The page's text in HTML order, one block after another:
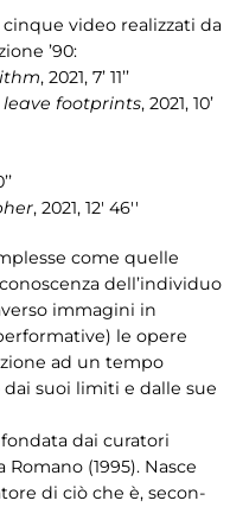
video realizzati da
’90:
, 2021, 7’ 11’’
leave footprints, 2021, 10’
, 2021, 12' 46''
come quelle
dell’individuo
immagini in
le opere
ad un tempo
suoi limiti e dalle sue
dai curatori
(1995). Nasce
di ciò che è, secon-